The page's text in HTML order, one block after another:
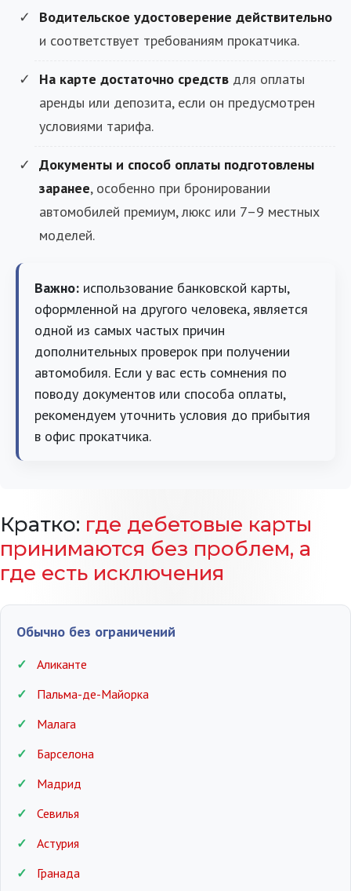
Водительское удостоверение действительно
и соответствует требованиям прокатчика.
На карте достаточно средств для оплаты
аренды или депозита, если он предусмотрен
условиями тарифа.
Документы и способ оплаты подготовлены
заранее, особенно при бронировании
автомобилей премиум, люкс или 7–9 местных
моделей.
Важно: использование банковской карты,
оформленной на другого человека, является
одной из самых частых причин
дополнительных проверок при получении
автомобиля. Если у вас есть сомнения по
поводу документов или способа оплаты,
рекомендуем уточнить условия до прибытия
в офис прокатчика.
Кратко: где дебетовые карты
принимаются без проблем, а
где есть исключения
Обычно без ограничений
Аликанте
Пальма-де-Майорка
Малага
Барселона
Мадрид
Севилья
Астурия
Гранада